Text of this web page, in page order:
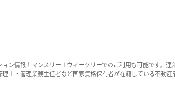
ン情報！マンスリー＋ウィークリーでのご利用も可能です。連
士・管理業務主任者など国家資格保有者が在籍している不動